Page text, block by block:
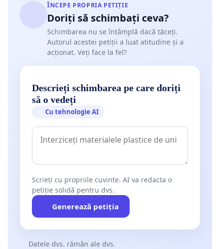
ÎNCEPE PROPRIA PETIȚIE
Doriți să schimbați ceva?
Schimbarea nu se întâmplă dacă tăceți.
Autorul acestei petiții a luat atitudine și a
acționat. Veți face la fel?
Descrieți schimbarea pe care doriți
să o vedeți
Cu tehnologie AI
Scrieți cu propriile cuvinte. AI va redacta o
petiție solidă pentru dvs.
Generează petiția
Datele dvs. rămân ale dvs.